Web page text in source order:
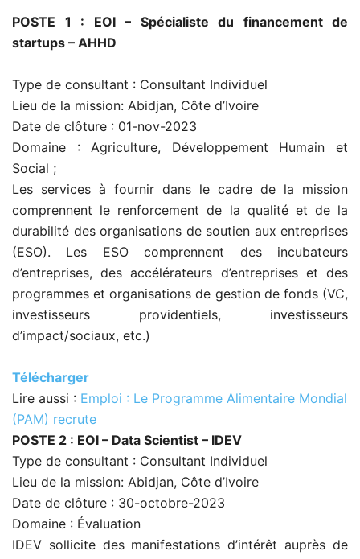
POSTE 1 : EOI – Spécialiste du financement de
startups – AHHD
Type de consultant : Consultant Individuel
Lieu de la mission: Abidjan, Côte d’Ivoire
Date de clôture : 01-nov-2023
Domaine : Agriculture, Développement Humain et
Social ;
Les services à fournir dans le cadre de la mission
comprennent le renforcement de la qualité et de la
durabilité des organisations de soutien aux entreprises
(ESO). Les ESO comprennent des incubateurs
d’entreprises, des accélérateurs d’entreprises et des
programmes et organisations de gestion de fonds (VC,
investisseurs providentiels, investisseurs
d’impact/sociaux, etc.)
Télécharger
Lire aussi : Emploi : Le Programme Alimentaire Mondial
(PAM) recrute
POSTE 2 : EOI – Data Scientist – IDEV
Type de consultant : Consultant Individuel
Lieu de la mission: Abidjan, Côte d’Ivoire
Date de clôture : 30-octobre-2023
Domaine : Évaluation
IDEV sollicite des manifestations d’intérêt auprès de